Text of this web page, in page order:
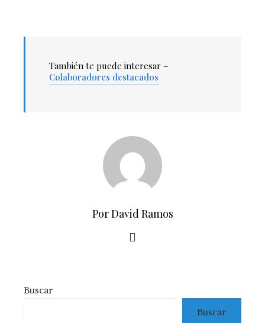
También te puede interesar –
Colaboradores destacados
Por David Ramos
Buscar
Buscar